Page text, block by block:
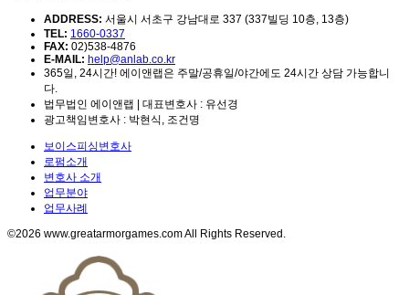
ADDRESS: 서울시 서초구 강남대로 337 (337빌딩 10층, 13층)
TEL: 1660-0337
FAX: 02)538-4876
E-MAIL: help@anlab.co.kr
365일, 24시간! 에이앤랩은 주말/공휴일/야간에도 24시간 상담 가능합니
다.
법무법인 에이앤랩 | 대표변호사 : 유선경
광고책임변호사 : 박현식, 조건명
보이스피싱변호사
로펌소개
변호사 소개
업무분야
업무사례
©2026 www.greatarmorgames.com All Rights Reserved.